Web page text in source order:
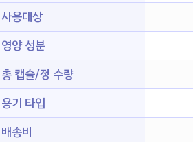
사용대상
영양 성분
총 캡슐/정 수량
용기 타입
배송비